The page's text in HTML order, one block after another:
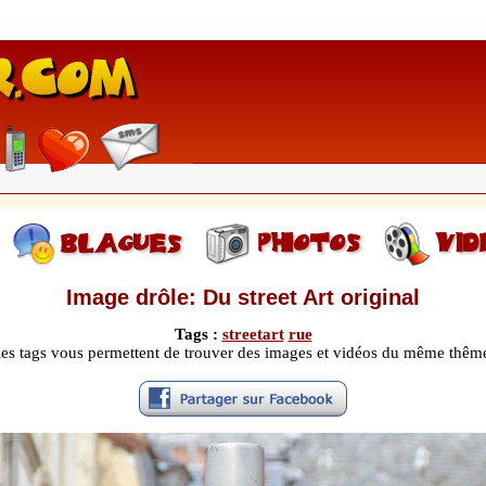
Image drôle: Du street Art original
Tags : streetart rue
tags vous permettent de trouver des images et vidéos du même